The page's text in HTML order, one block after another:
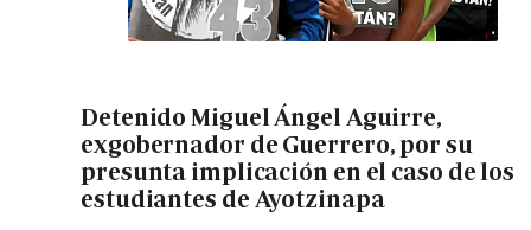
Detenido Miguel Ángel Aguirre,
exgobernador de Guerrero, por su
presunta implicación en el caso de los
estudiantes de Ayotzinapa